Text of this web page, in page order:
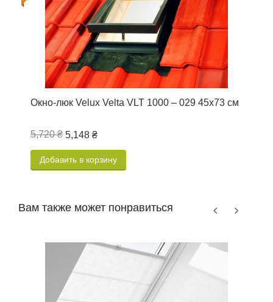
Окно-люк Velux Velta VLT 1000 – 029 45х73 см
5,720 ₴ 5,148 ₴
Добавить в корзину
Вам также может понравиться